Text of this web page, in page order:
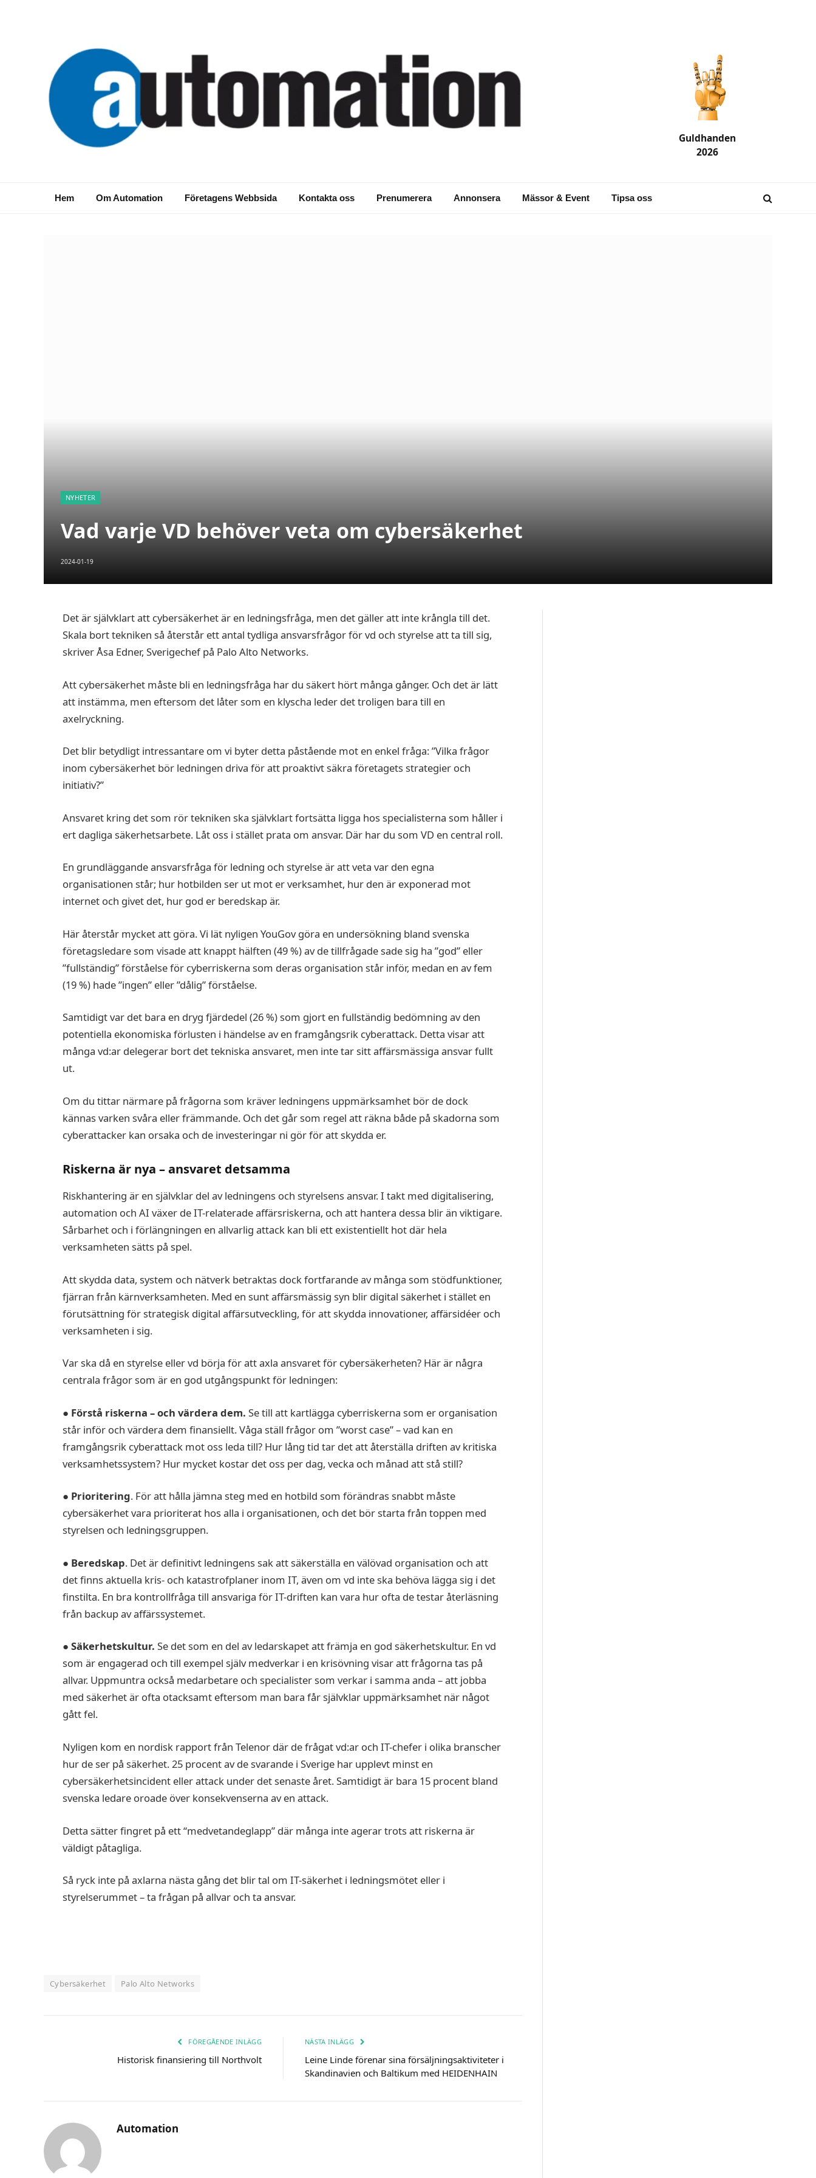
Guldhanden
2026
Hem Om Automation Företagens Webbsida Kontakta oss Prenumerera Annonsera Mässor & Event Tipsa oss
NYHETER
Vad varje VD behöver veta om cybersäkerhet
2024-01-19
Det är självklart att cybersäkerhet är en ledningsfråga, men det gäller att inte krångla till det.
Skala bort tekniken så återstår ett antal tydliga ansvarsfrågor för vd och styrelse att ta till sig,
skriver Åsa Edner, Sverigechef på Palo Alto Networks.
Att cybersäkerhet måste bli en ledningsfråga har du säkert hört många gånger. Och det är lätt
att instämma, men eftersom det låter som en klyscha leder det troligen bara till en
axelryckning.
Det blir betydligt intressantare om vi byter detta påstående mot en enkel fråga: ”Vilka frågor
inom cybersäkerhet bör ledningen driva för att proaktivt säkra företagets strategier och
initiativ?”
Ansvaret kring det som rör tekniken ska självklart fortsätta ligga hos specialisterna som håller i
ert dagliga säkerhetsarbete. Låt oss i stället prata om ansvar. Där har du som VD en central roll.
En grundläggande ansvarsfråga för ledning och styrelse är att veta var den egna
organisationen står; hur hotbilden ser ut mot er verksamhet, hur den är exponerad mot
internet och givet det, hur god er beredskap är.
Här återstår mycket att göra. Vi lät nyligen YouGov göra en undersökning bland svenska
företagsledare som visade att knappt hälften (49 %) av de tillfrågade sade sig ha ”god” eller
”fullständig” förståelse för cyberriskerna som deras organisation står inför, medan en av fem
(19 %) hade ”ingen” eller ”dålig” förståelse.
Samtidigt var det bara en dryg fjärdedel (26 %) som gjort en fullständig bedömning av den
potentiella ekonomiska förlusten i händelse av en framgångsrik cyberattack. Detta visar att
många vd:ar delegerar bort det tekniska ansvaret, men inte tar sitt affärsmässiga ansvar fullt
ut.
Om du tittar närmare på frågorna som kräver ledningens uppmärksamhet bör de dock
kännas varken svåra eller främmande. Och det går som regel att räkna både på skadorna som
cyberattacker kan orsaka och de investeringar ni gör för att skydda er.
Riskerna är nya – ansvaret detsamma
Riskhantering är en självklar del av ledningens och styrelsens ansvar. I takt med digitalisering,
automation och AI växer de IT-relaterade affärsriskerna, och att hantera dessa blir än viktigare.
Sårbarhet och i förlängningen en allvarlig attack kan bli ett existentiellt hot där hela
verksamheten sätts på spel.
Att skydda data, system och nätverk betraktas dock fortfarande av många som stödfunktioner,
fjärran från kärnverksamheten. Med en sunt affärsmässig syn blir digital säkerhet i stället en
förutsättning för strategisk digital affärsutveckling, för att skydda innovationer, affärsidéer och
verksamheten i sig.
Var ska då en styrelse eller vd börja för att axla ansvaret för cybersäkerheten? Här är några
centrala frågor som är en god utgångspunkt för ledningen:
● Förstå riskerna – och värdera dem. Se till att kartlägga cyberriskerna som er organisation
står inför och värdera dem finansiellt. Våga ställ frågor om ”worst case” – vad kan en
framgångsrik cyberattack mot oss leda till? Hur lång tid tar det att återställa driften av kritiska
verksamhetssystem? Hur mycket kostar det oss per dag, vecka och månad att stå still?
● Prioritering. För att hålla jämna steg med en hotbild som förändras snabbt måste
cybersäkerhet vara prioriterat hos alla i organisationen, och det bör starta från toppen med
styrelsen och ledningsgruppen.
● Beredskap. Det är definitivt ledningens sak att säkerställa en välövad organisation och att
det finns aktuella kris- och katastrofplaner inom IT, även om vd inte ska behöva lägga sig i det
finstilta. En bra kontrollfråga till ansvariga för IT-driften kan vara hur ofta de testar återläsning
från backup av affärssystemet.
● Säkerhetskultur. Se det som en del av ledarskapet att främja en god säkerhetskultur. En vd
som är engagerad och till exempel själv medverkar i en krisövning visar att frågorna tas på
allvar. Uppmuntra också medarbetare och specialister som verkar i samma anda – att jobba
med säkerhet är ofta otacksamt eftersom man bara får självklar uppmärksamhet när något
gått fel.
Nyligen kom en nordisk rapport från Telenor där de frågat vd:ar och IT-chefer i olika branscher
hur de ser på säkerhet. 25 procent av de svarande i Sverige har upplevt minst en
cybersäkerhetsincident eller attack under det senaste året. Samtidigt är bara 15 procent bland
svenska ledare oroade över konsekvenserna av en attack.
Detta sätter fingret på ett “medvetandeglapp” där många inte agerar trots att riskerna är
väldigt påtagliga.
Så ryck inte på axlarna nästa gång det blir tal om IT-säkerhet i ledningsmötet eller i
styrelserummet – ta frågan på allvar och ta ansvar.
Cybersäkerhet Palo Alto Networks
FÖREGÅENDE INLÄGG
Historisk finansiering till Northvolt
NÄSTA INLÄGG
Leine Linde förenar sina försäljningsaktiviteter i
Skandinavien och Baltikum med HEIDENHAIN
Automation